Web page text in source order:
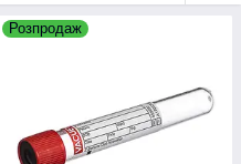
Розпродаж